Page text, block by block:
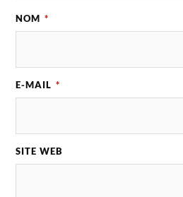
NOM *
E-MAIL *
SITE WEB